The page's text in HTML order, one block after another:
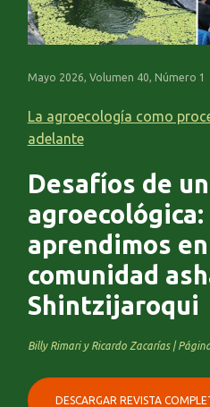
Mayo 2026, Volumen 40, Número 1
La agroecología como
adelante
Desafíos de
aprendimos
comunidad
Shintzijaroqui
Billy Rimari y Ricardo Zacarías |
DESCARGAR REVISTA